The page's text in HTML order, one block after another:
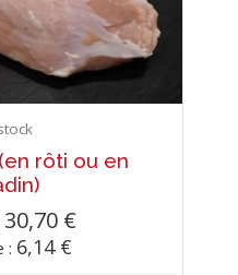
rôti ou en
30,70 €
: 6,14 €